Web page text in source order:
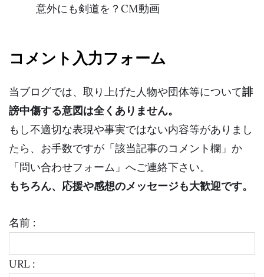
意外にも剣道を？CM動画
コメント入力フォーム
当ブログでは、取り上げた人物や団体等について誹
謗中傷する意図は全くありません。
もし不適切な表現や事実ではない内容等がありまし
たら、お手数ですが「該当記事のコメント欄」か
「問い合わせフォーム」へご連絡下さい。
もちろん、応援や感想のメッセージも大歓迎です。
名前 :
URL :